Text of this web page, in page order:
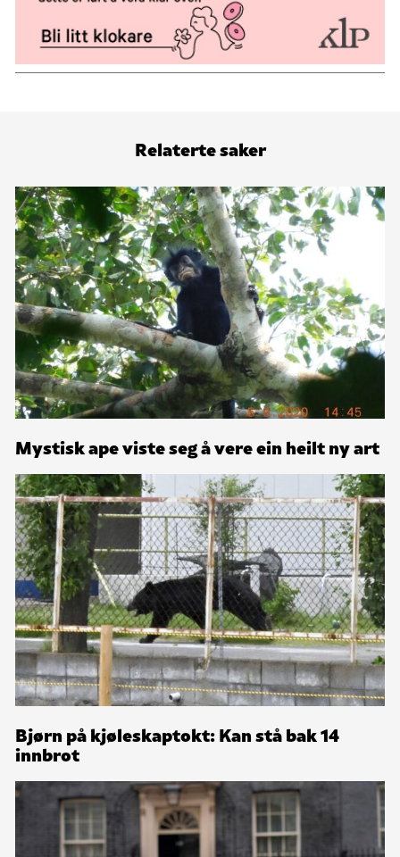
Relaterte saker
Mystisk ape viste seg å vere ein heilt ny art
Bjørn på kjøleskaptokt: Kan stå bak 14
innbrot